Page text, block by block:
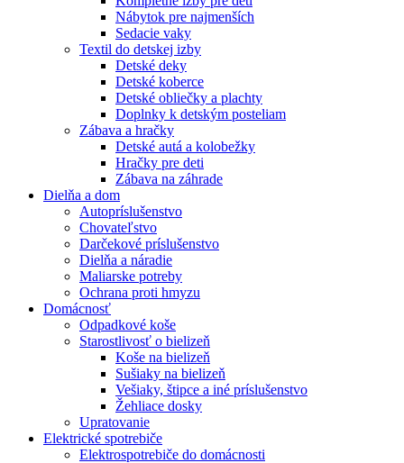
Nábytok pre najmenších
Sedacie vaky
Textil do detskej izby
Detské deky
Detské koberce
Detské obliečky a plachty
Doplnky k detským posteliam
Zábava a hračky
Detské autá a kolobežky
Hračky pre deti
Zábava na záhrade
Dielňa a dom
Autopríslušenstvo
Chovateľstvo
Darčekové príslušenstvo
Dielňa a náradie
Maliarske potreby
Ochrana proti hmyzu
Domácnosť
Odpadkové koše
Starostlivosť o bielizeň
Koše na bielizeň
Sušiaky na bielizeň
Vešiaky, štipce a iné príslušenstvo
Žehliace dosky
Upratovanie
Elektrické spotrebiče
Elektrospotrebiče do domácnosti